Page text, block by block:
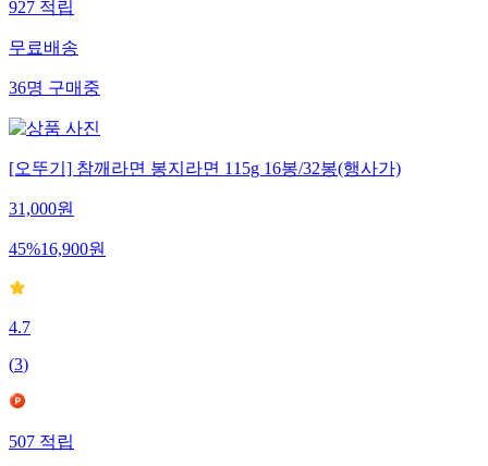
927적립
무료배송
36명구매중
[오뚜기] 참깨라면 봉지라면 115g 16봉/32봉(행사가)
31,000원
45%16,900원
4.7
(3)
507적립